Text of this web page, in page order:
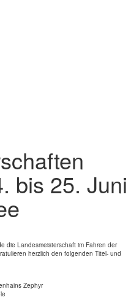
bis 25. Juni
die Landesmeisterschaft im Fahren der
herzlich den folgenden Titel- und
Zephyr